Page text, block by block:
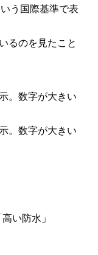
う国際基準で表
るのを見たこと
。数字が大きい
。数字が大きい
い防水」